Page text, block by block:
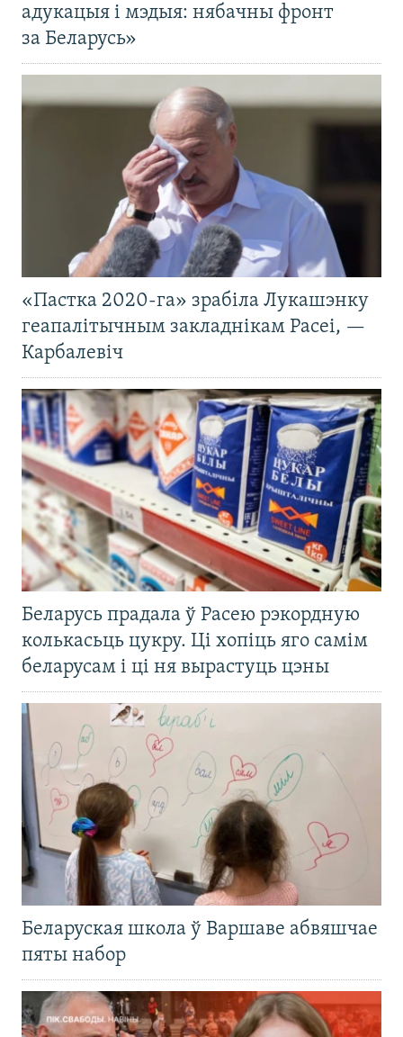
адукацыя і мэдыя: нябачны фронт
за Беларусь»
«Пастка 2020-га» зрабіла Лукашэнку
геапалітычным закладнікам Расеі, —
Карбалевіч
Беларусь прадала ў Расею рэкордную
колькасьць цукру. Ці хопіць яго самім
беларусам і ці ня вырастуць цэны
Беларуская школа ў Варшаве абвяшчае
пяты набор